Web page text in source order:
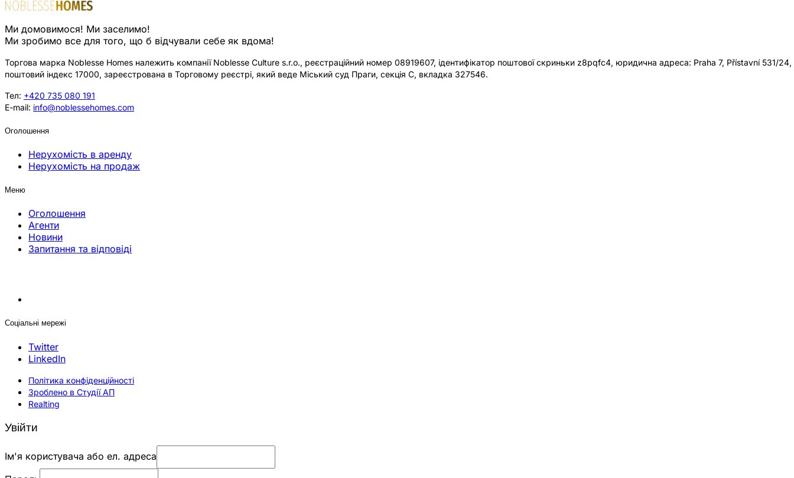
Ми домовимося! Ми заселимо!
Ми зробимо все для того, що б відчували себе як вдома!
Торгова марка Noblesse Homes належить компанії Noblesse Culture s.r.o., реєстраційний номер 08919607, ідентифікатор поштової скриньки z8pqfc4, юридична адреса: Praha 7, Přístavní 531/24,
поштовий індекс 17000, зареєстрована в Торговому реєстрі, який веде Міський суд Праги, секція C, вкладка 327546.
Тел: +420 735 080 191
E-mail: info@noblessehomes.com
Оголошення
Нерухомість в аренду
Нерухомість на продаж
Меню
Оголошення
Агенти
Новини
Запитання та відповіді
Соціальні мережі
Twitter
LinkedIn
Політика конфіденційності
Зроблено в Студії АП
Realting
Увійти
Ім'я користувача або ел. адреса